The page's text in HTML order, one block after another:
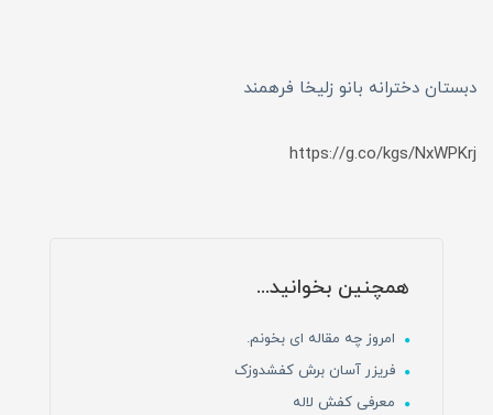
دبستان دخترانه بانو زلیخا فرهمند
https://g.co/kgs/NxWPKrj
همچنین بخوانید...
امروز چه مقاله ای بخونم.
فریزر آسان برش کفشدوزک
معرفی کفش لاله